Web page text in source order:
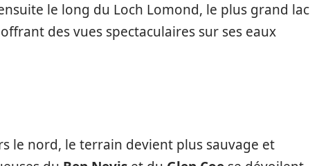
le long du Loch Lomond, le plus grand lac
des vues spectaculaires sur ses eaux
le nord, le terrain devient plus sauvage et